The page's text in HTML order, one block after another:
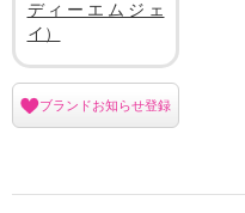
ディーエムジェ
イ）
ブランドお知らせ登録